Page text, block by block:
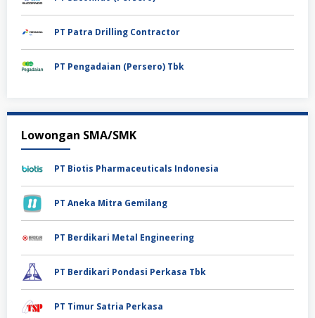
PT Patra Drilling Contractor
PT Pengadaian (Persero) Tbk
Lowongan SMA/SMK
PT Biotis Pharmaceuticals Indonesia
PT Aneka Mitra Gemilang
PT Berdikari Metal Engineering
PT Berdikari Pondasi Perkasa Tbk
PT Timur Satria Perkasa